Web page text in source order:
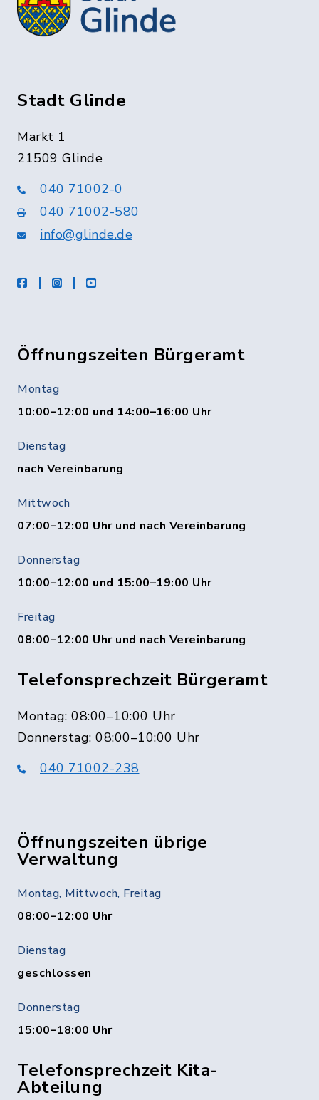
Stadt Glinde
Markt 1
21509 Glinde
040 71002-0
040 71002-580
info@glinde.de
facebookinstagramYoutube
Öffnungszeiten Bürgeramt
Montag
10:00–12:00 und 14:00–16:00 Uhr
Dienstag
nach Vereinbarung
Mittwoch
07:00–12:00 Uhr und nach Vereinbarung
Donnerstag
10:00–12:00 und 15:00–19:00 Uhr
Freitag
08:00–12:00 Uhr und nach Vereinbarung
Telefonsprechzeit Bürgeramt
Montag: 08:00–10:00 Uhr
Donnerstag: 08:00–10:00 Uhr
040 71002-238
Öffnungszeiten übrige
Verwaltung
Montag, Mittwoch, Freitag
08:00–12:00 Uhr
Dienstag
geschlossen
Donnerstag
15:00–18:00 Uhr
Telefonsprechzeit Kita-
Abteilung